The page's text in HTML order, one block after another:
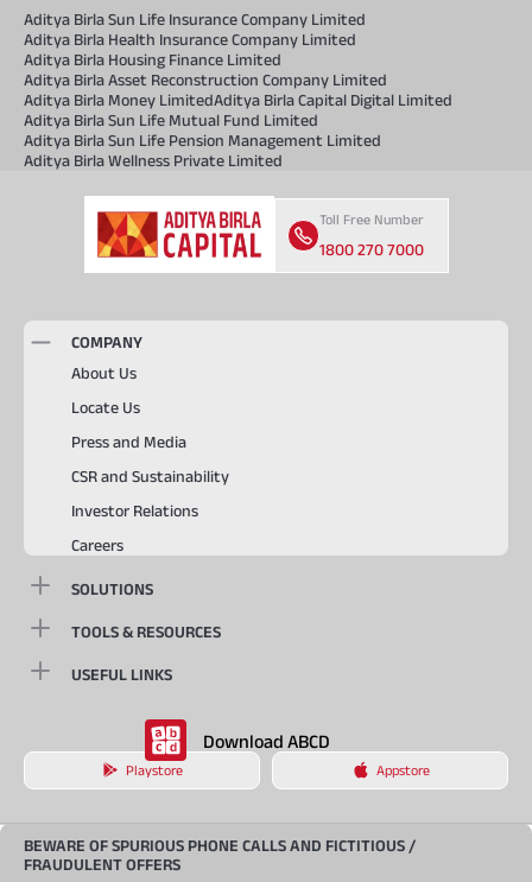
Aditya Birla Sun Life Insurance Company Limited
Aditya Birla Health Insurance Company Limited
Aditya Birla Housing Finance Limited
Aditya Birla Asset Reconstruction Company Limited
Aditya Birla Money LimitedAditya Birla Capital Digital Limited
Aditya Birla Sun Life Mutual Fund Limited
Aditya Birla Sun Life Pension Management Limited
Aditya Birla Wellness Private Limited
Toll Free Number
1800 270 7000
COMPANY
About Us
Locate Us
Press and Media
CSR and Sustainability
Investor Relations
Careers
SOLUTIONS
TOOLS & RESOURCES
USEFUL LINKS
Download ABCD
Playstore Appstore
BEWARE OF SPURIOUS PHONE CALLS AND FICTITIOUS /
FRAUDULENT OFFERS